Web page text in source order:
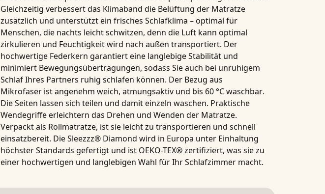
Gleichzeitig verbessert das Klimaband die Belüftung der Matratze
zusätzlich und unterstützt ein frisches Schlafklima – optimal für
Menschen, die nachts leicht schwitzen, denn die Luft kann optimal
zirkulieren und Feuchtigkeit wird nach außen transportiert. Der
hochwertige Federkern garantiert eine langlebige Stabilität und
minimiert Bewegungsübertragungen, sodass Sie auch bei unruhigem
Schlaf Ihres Partners ruhig schlafen können. Der Bezug aus
Mikrofaser ist angenehm weich, atmungsaktiv und bis 60 °C waschbar.
Die Seiten lassen sich teilen und damit einzeln waschen. Praktische
Wendegriffeerleichtern das Drehen und Wenden der Matratze.
Verpackt als Rollmatratze, ist sie leicht zu transportieren und schnell
einsatzbereit. DieSleezzz® Diamond wird in Europa unter Einhaltung
höchster Standards gefertigt und ist OEKO-TEX® zertifiziert, was sie zu
einer hochwertigen und langlebigen Wahl für Ihr Schlafzimmer macht.